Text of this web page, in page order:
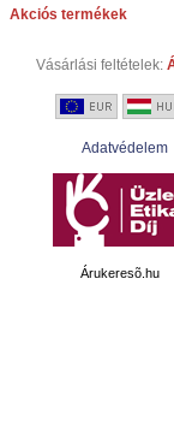
Akciós termékek
Vásárlási feltételek:
Adatvédelem
Árukeresõ.hu